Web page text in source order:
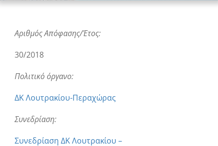
Αριθμός Απόφασης/Έτος:
30/2018
Πολιτικό όργανο:
ΔΚ Λουτρακίου-Περαχώρας
Συνεδρίαση:
Συνεδρίαση ΔΚ Λουτρακίου –